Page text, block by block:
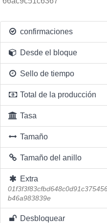
confirmaciones
Desde el bloque
Sello de tiempo
Total de la producción
Tasa
Tamaño
Tamaño del anillo
Extra
b46a983839e
Desbloquear